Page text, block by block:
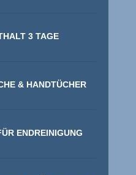
3 TAGE
& HANDTÜCHER
ENDREINIGUNG